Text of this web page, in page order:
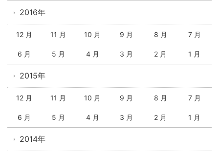
2016年
12 月 11 月 10 月 9 月 8 月 7 月
6 月 5 月 4 月 3 月 2 月 1 月
2015年
12 月 11 月 10 月 9 月 8 月 7 月
6 月 5 月 4 月 3 月 2 月 1 月
2014年